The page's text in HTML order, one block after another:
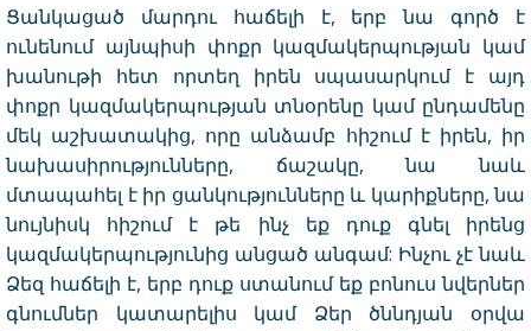
Ցանկացած մարդու հաճելի է, երբ նա գործ է
ունենում այնպիսի փոքր կազմակերպության կամ
խանութի հետ որտեղ իրեն սպասարկում է այդ
փոքր կազմակերպության տնօրենը կամ ընդամենը
մեկ աշխատակից, որը անձամբ հիշում է իրեն, իր
նախասիրությունները, ճաշակը, նա նաև
մտապահել է իր ցանկությունները և կարիքները, նա
նույնիսկ հիշում է թե ինչ եք դուք գնել իրենց
կազմակերպությունից անցած անգամ: Ինչու չէ նաև
Ձեզ հաճելի է, երբ դուք ստանում եք բոնուս նվերներ
գնումներ կատարելիս կամ Ձեր ծննդյան օրվա